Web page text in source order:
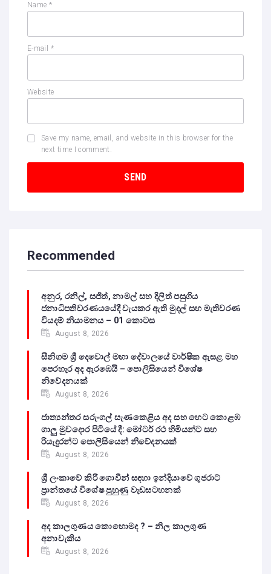
Name *
E-mail *
Website
Save my name, email, and website in this browser for the
next time I comment.
Recommended
අනුර, රනිල්, සජිත්, නාමල් සහ දිලිත් පසුගිය
ජනාධිපතිවරණයයේදී වැයකර ඇති මුදල් සහ මැතිවරණ
වියදම් නියාමනය – 01 කොටස
August 8, 2026
සීනිගම ශ්‍රී දෙවොල් මහා දේවාලයේ වාර්ෂික ඇසළ මහ
පෙරහැර අද ඇරඹෙයි – පොලිසියෙන් විශේෂ
නිවේදනයක්
August 8, 2026
ජාත්‍යන්තර සරුංගල් සැණකෙළිය අද සහ හෙට කොළඹ
ගාලු මුවදොර පිටියේ දී: මෝටර් රථ හිමියන්ට සහ
රියැදුරන්ට පොලිසියෙන් නිවේදනයක්
August 8, 2026
ශ්‍රී ලංකාවේ කිරි ගොවීන් සඳහා ඉන්දියාවේ ගුජරාට්
ප්‍රාන්තයේ විශේෂ පුහුණු වැඩසටහනක්
August 8, 2026
අද කාලගුණය කොහොමද ? – නිල කාලගුණ
අනාවැකිය
August 8, 2026